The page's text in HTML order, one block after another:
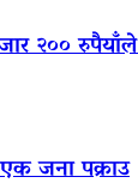
२००
जना पक्राउ